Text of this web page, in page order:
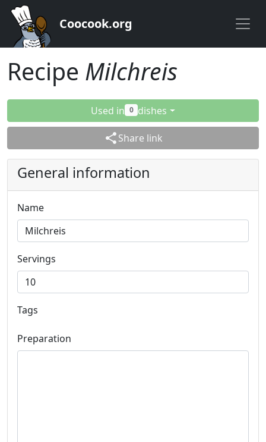
Coocook.org
Recipe Milchreis
Used in 0 dishes
shareShare link
General information
Name
Servings
Tags
Preparation